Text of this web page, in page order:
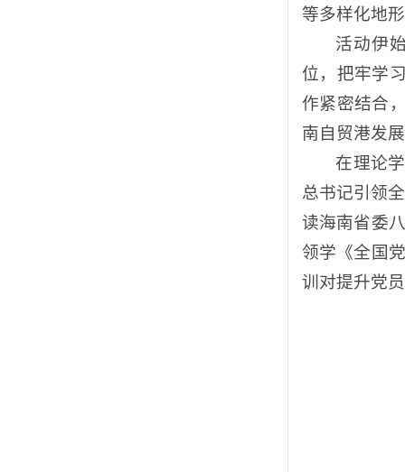
等多样化地
活动伊
位，把牢学
作紧密结合
南自贸港发
在理论
总书记引领
读海南省委
领学《全国
训对提升党